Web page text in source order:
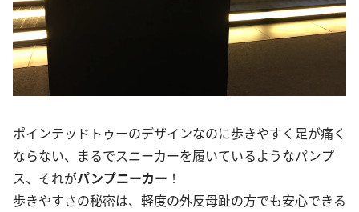
ポインテッドトゥーのデザインなのに歩きやすく足が痛く
ならない、まるでスニーカーを履いているようなパンプ
ス、それがパンプニーカー ！
歩きやすさの秘密は、軽度の外反母趾の方でも安心できる